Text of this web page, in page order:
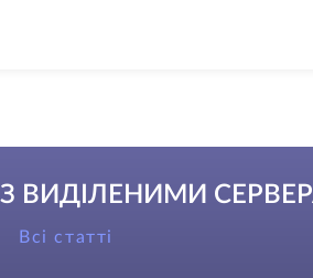
З ВИДІЛЕНИМИ
Всі статті